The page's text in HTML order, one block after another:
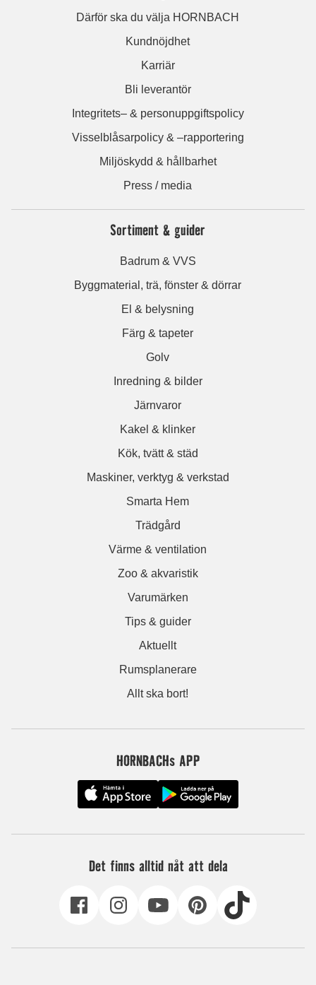
Därför ska du välja HORNBACH
Kundnöjdhet
Karriär
Bli leverantör
Integritets– & personuppgiftspolicy
Visselblåsarpolicy & –rapportering
Miljöskydd & hållbarhet
Press / media
Sortiment & guider
Badrum & VVS
Byggmaterial, trä, fönster & dörrar
El & belysning
Färg & tapeter
Golv
Inredning & bilder
Järnvaror
Kakel & klinker
Kök, tvätt & städ
Maskiner, verktyg & verkstad
Smarta Hem
Trädgård
Värme & ventilation
Zoo & akvaristik
Varumärken
Tips & guider
Aktuellt
Rumsplanerare
Allt ska bort!
HORNBACHs APP
Det finns alltid nåt att dela